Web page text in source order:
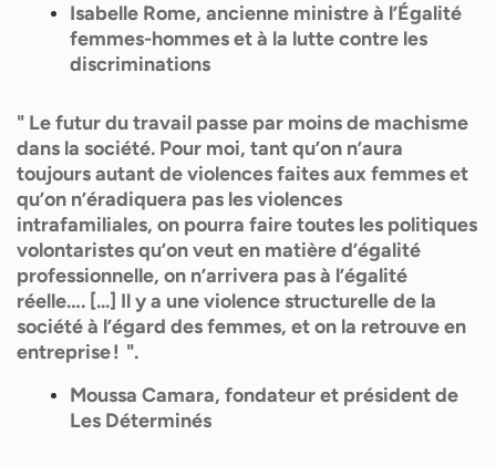
Isabelle Rome, ancienne ministre à l’Égalité
femmes-hommes et à la lutte contre les
discriminations
" Le futur du travail passe par moins de machisme
dans la société. Pour moi, tant qu’on n’aura
toujours autant de violences faites aux femmes et
qu’on n’éradiquera pas les violences
intrafamiliales, on pourra faire toutes les politiques
volontaristes qu’on veut en matière d’égalité
professionnelle, on n’arrivera pas à l’égalité
réelle…. [...] Il y a une violence structurelle de la
société à l’égard des femmes, et on la retrouve en
entreprise ! ".
Moussa Camara, fondateur et président de
Les Déterminés